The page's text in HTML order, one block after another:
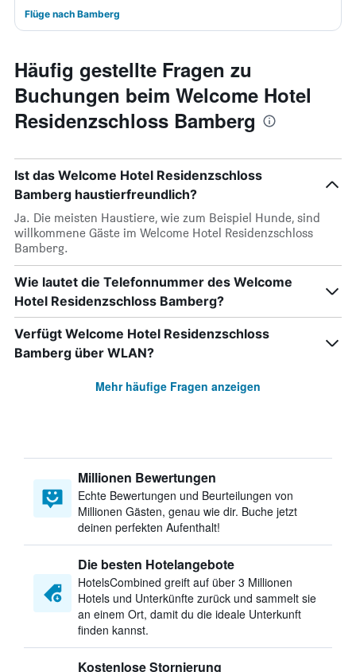
Flüge nach Bamberg
Häufig gestellte Fragen zu
Buchungen beim Welcome Hotel
Residenzschloss Bamberg
Ist das Welcome Hotel Residenzschloss
Bamberg haustierfreundlich?
Ja. Die meisten Haustiere, wie zum Beispiel Hunde, sind
willkommene Gäste im Welcome Hotel Residenzschloss
Bamberg.
Wie lautet die Telefonnummer des Welcome
Hotel Residenzschloss Bamberg?
Verfügt Welcome Hotel Residenzschloss
Bamberg über WLAN?
Mehr häufige Fragen anzeigen
Millionen Bewertungen
Echte Bewertungen und Beurteilungen von
Millionen Gästen, genau wie dir. Buche jetzt
deinen perfekten Aufenthalt!
Die besten Hotelangebote
HotelsCombined greift auf über 3 Millionen
Hotels und Unterkünfte zurück und sammelt sie
an einem Ort, damit du die ideale Unterkunft
finden kannst.
Kostenlose Stornierung